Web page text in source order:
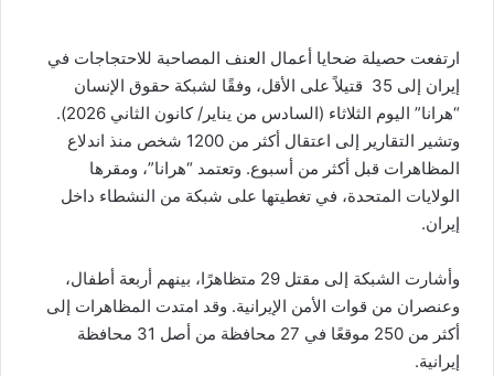
ارتفعت حصيلة ضحايا أعمال العنف المصاحبة للاحتجاجات في
إيران
إلى 35 قتيلاً على الأقل، وفقًا لشبكة حقوق الإنسان
“هرانا” اليوم الثلاثاء (السادس من يناير/ كانون الثاني 2026).
وتشير التقارير إلى اعتقال أكثر من 1200 شخص منذ اندلاع
المظاهرات قبل أكثر من أسبوع. وتعتمد “هرانا”، ومقرها
الولايات المتحدة، في تغطيتها على شبكة من النشطاء داخل
إيران.
وأشارت الشبكة إلى مقتل 29 متظاهرًا، بينهم أربعة أطفال،
وعنصران من قوات الأمن الإيرانية. وقد امتدت المظاهرات إلى
أكثر من 250 موقعًا في 27 محافظة من أصل 31 محافظة
إيرانية.